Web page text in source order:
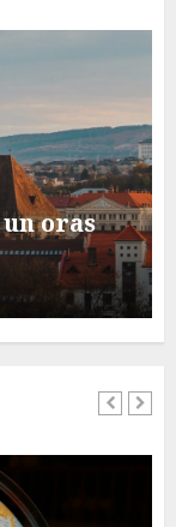
oras